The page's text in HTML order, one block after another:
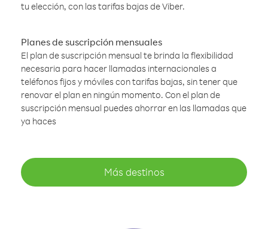
tu elección, con las tarifas bajas de Viber.
Planes de suscripción mensuales
El plan de suscripción mensual te brinda la flexibilidad
necesaria para hacer llamadas internacionales a
teléfonos fijos y móviles con tarifas bajas, sin tener que
renovar el plan en ningún momento. Con el plan de
suscripción mensual puedes ahorrar en las llamadas que
ya haces
Más destinos